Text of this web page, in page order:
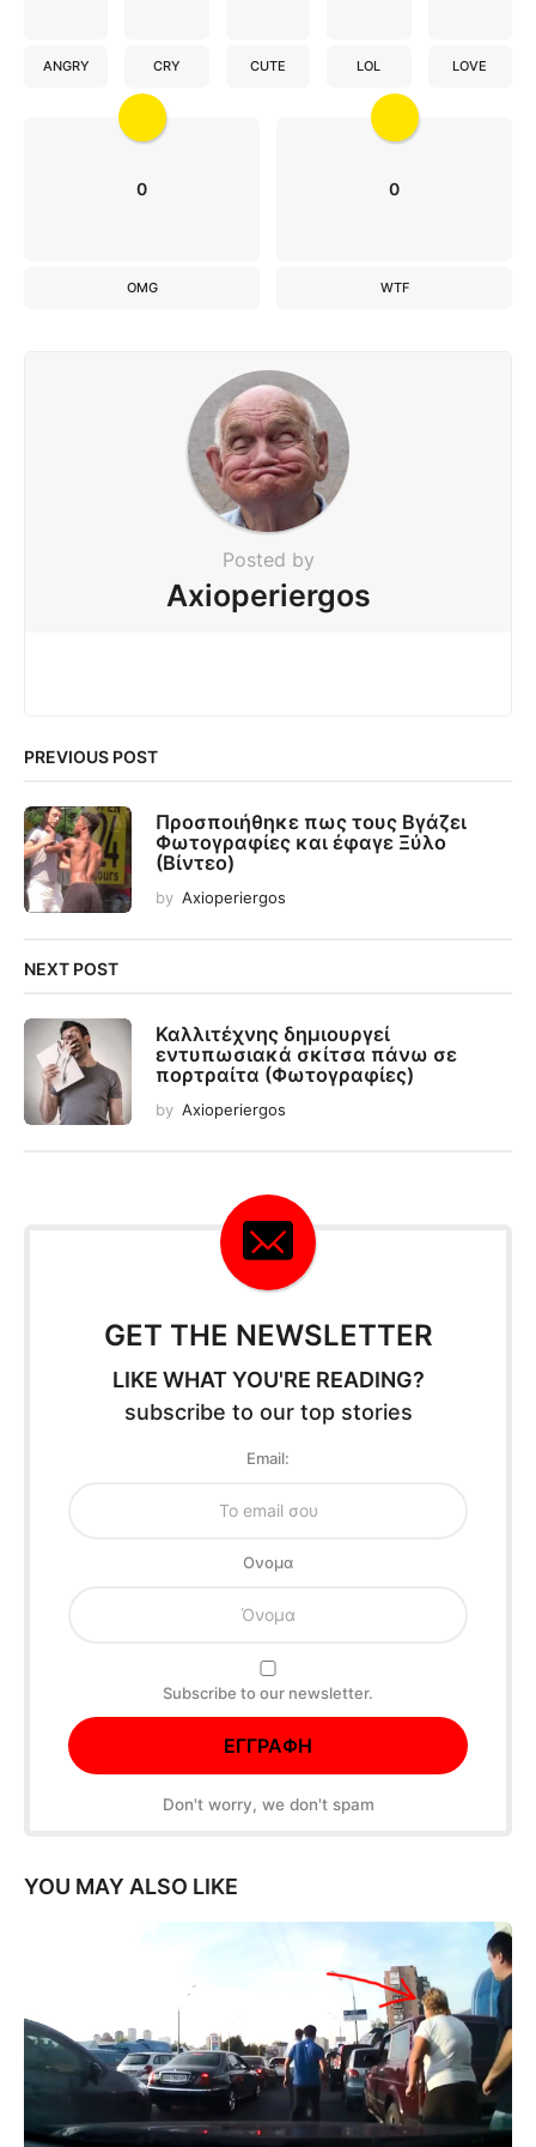
ANGRY CRY CUTE LOL LOVE
0
OMG
0
WTF
Posted by
Axioperiergos
PREVIOUS POST
Προσποιήθηκε πως τους Βγάζει
Φωτογραφίες και έφαγε Ξύλο
(Βίντεο)
by Axioperiergos
NEXT POST
Καλλιτέχνης δημιουργεί
εντυπωσιακά σκίτσα πάνω σε
πορτραίτα (Φωτογραφίες)
by Axioperiergos
GET THE NEWSLETTER
LIKE WHAT YOU'RE READING?
subscribe to our top stories
Email:
Oνομα
Subscribe to our newsletter.
Don't worry, we don't spam
YOU MAY ALSO LIKE